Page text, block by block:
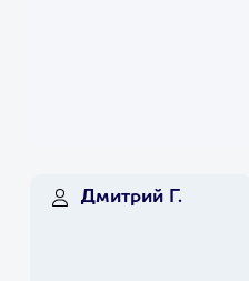
Дмитрий Г.